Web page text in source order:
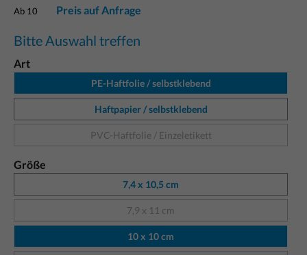
Ab 10 Preis auf Anfrage
Bitte Auswahl treffen
Art
PE-Haftfolie / selbstklebend
Haftpapier / selbstklebend
PVC-Haftfolie / Einzeletikett
Größe
7,4 x 10,5 cm
7,9 x 11 cm
10 x 10 cm